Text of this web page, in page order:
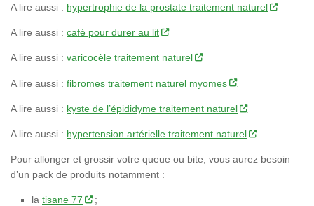
A lire aussi : hypertrophie de la prostate traitement naturel
A lire aussi : café pour durer au lit
A lire aussi : varicocèle traitement naturel
A lire aussi : fibromes traitement naturel myomes
A lire aussi : kyste de l’épididyme traitement naturel
A lire aussi : hypertension artérielle traitement naturel
Pour allonger et grossir votre queue ou bite, vous aurez besoin
d’un pack de produits notamment :
la tisane 77
;